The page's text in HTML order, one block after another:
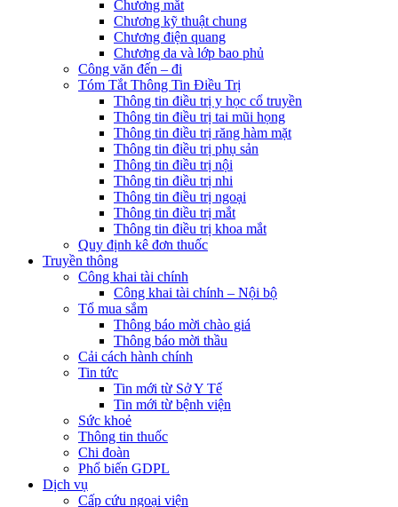
Chương mắt
Chương kỹ thuật chung
Chương điện quang
Chương da và lớp bao phủ
Công văn đến – đi
Tóm Tắt Thông Tin Điều Trị
Thông tin điều trị y học cổ truyền
Thông tin điều trị tai mũi họng
Thông tin điều trị răng hàm mặt
Thông tin điều trị phụ sản
Thông tin điều trị nội
Thông tin điều trị nhi
Thông tin điều trị ngoại
Thông tin điều trị mắt
Thông tin điều trị khoa mắt
Quy định kê đơn thuốc
Truyền thông
Công khai tài chính
Công khai tài chính – Nội bộ
Tổ mua sắm
Thông báo mời chào giá
Thông báo mời thầu
Cải cách hành chính
Tin tức
Tin mới từ Sở Y Tế
Tin mới từ bệnh viện
Sức khoẻ
Thông tin thuốc
Chi đoàn
Phổ biến GDPL
Dịch vụ
Cấp cứu ngoại viện